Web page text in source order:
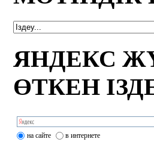
ЯНДЕКС
ӨТКЕН
на сайте в интернете